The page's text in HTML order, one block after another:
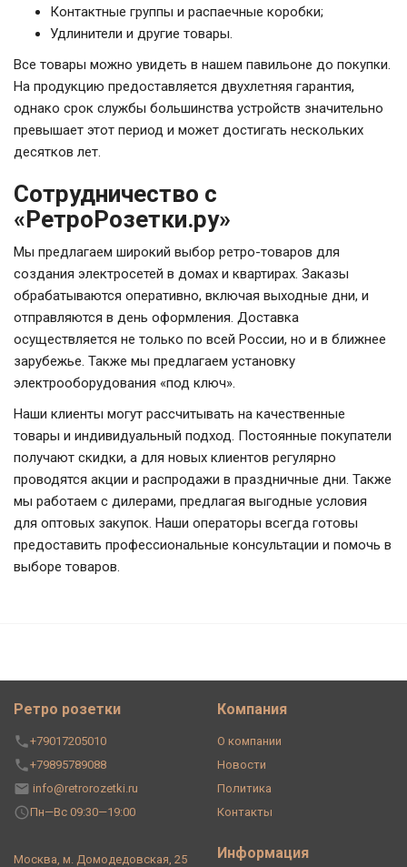
Контактные группы и распаечные коробки;
Удлинители и другие товары.
Все товары можно увидеть в нашем павильоне до покупки.
На продукцию предоставляется двухлетняя гарантия,
однако срок службы большинства устройств значительно
превышает этот период и может достигать нескольких
десятков лет.
Сотрудничество с
«РетроРозетки.ру»
Мы предлагаем широкий выбор ретро-товаров для
создания электросетей в домах и квартирах. Заказы
обрабатываются оперативно, включая выходные дни, и
отправляются в день оформления. Доставка
осуществляется не только по всей России, но и в ближнее
зарубежье. Также мы предлагаем установку
электрооборудования «под ключ».
Наши клиенты могут рассчитывать на качественные
товары и индивидуальный подход. Постоянные покупатели
получают скидки, а для новых клиентов регулярно
проводятся акции и распродажи в праздничные дни. Также
мы работаем с дилерами, предлагая выгодные условия
для оптовых закупок. Наши операторы всегда готовы
предоставить профессиональные консультации и помочь в
выборе товаров.
Ретро розетки
+79017205010
+79895789088
info@retrorozetki.ru
Пн—Вс 09:30—19:00
Москва, м. Домодедовская, 25
Компания
О компании
Новости
Политика
Контакты
Информация